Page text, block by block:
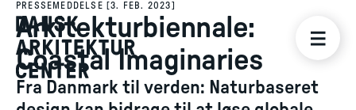
PRESSEMEDDELSE [3. FEB. 2023]
Arkitekturbiennale:
Coastal Imaginaries
Fra Danmark til verden: Naturbaseret